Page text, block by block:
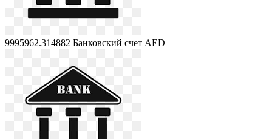
9995962.314882 Банковский счет AED